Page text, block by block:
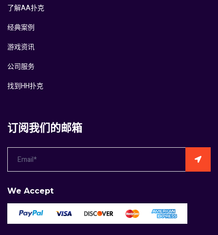
了解AA扑克
经典案例
游戏资讯
公司服务
找到HH扑克
订阅我们的邮箱
We Accept